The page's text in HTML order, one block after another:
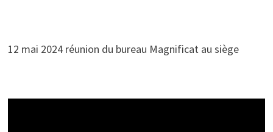
12 mai 2024 réunion du bureau Magnificat au siège